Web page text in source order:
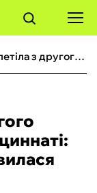
Калініна вилетіла з другого раунду мастерсу в Цинциннаті: п’ята ракетка світу виявилася українці не по зубах